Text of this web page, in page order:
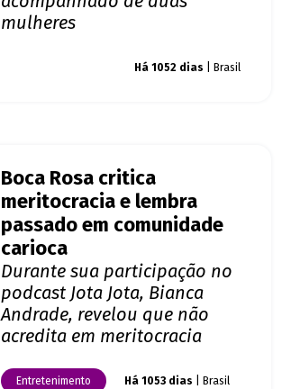
mulheres
Há 1052 dias | Brasil
Boca Rosa critica
meritocracia e lembra
passado em comunidade
carioca
Durante sua participação no
podcast Jota Jota, Bianca
Andrade, revelou que não
acredita em meritocracia
Entretenimento Há 1053 dias | Brasil